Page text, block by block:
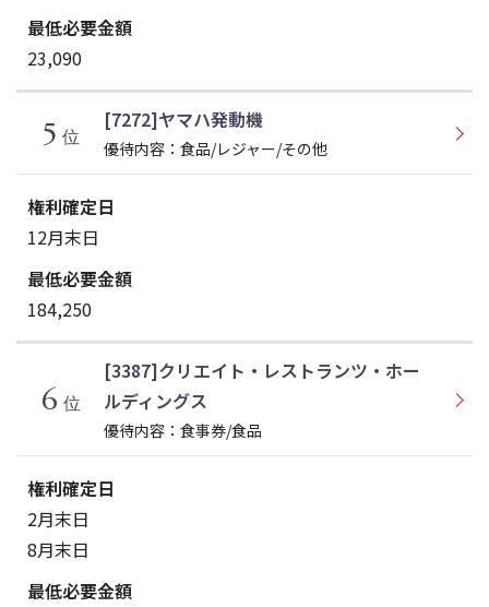
23,090
5 位
[7272]ヤマハ発動機
優待内容：食品/レジャー/その他
12月末日
184,250
6 位
[3387]クリエイト・レストランツ・ホー
ルディングス
優待内容：食事券/食品
2月末日
8月末日